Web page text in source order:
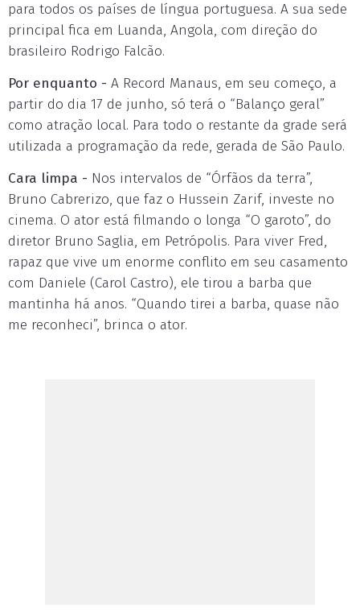
para todos os países de língua portuguesa. A sua sede
principal fica em Luanda, Angola, com direção do
brasileiro Rodrigo Falcão.
Por enquanto - A Record Manaus, em seu começo, a
partir do dia 17 de junho, só terá o “Balanço geral”
como atração local. Para todo o restante da grade será
utilizada a programação da rede, gerada de São Paulo.
Cara limpa - Nos intervalos de “Órfãos da terra”,
Bruno Cabrerizo, que faz o Hussein Zarif, investe no
cinema. O ator está filmando o longa “O garoto”, do
diretor Bruno Saglia, em Petrópolis. Para viver Fred,
rapaz que vive um enorme conflito em seu casamento
com Daniele (Carol Castro), ele tirou a barba que
mantinha há anos. “Quando tirei a barba, quase não
me reconheci”, brinca o ator.